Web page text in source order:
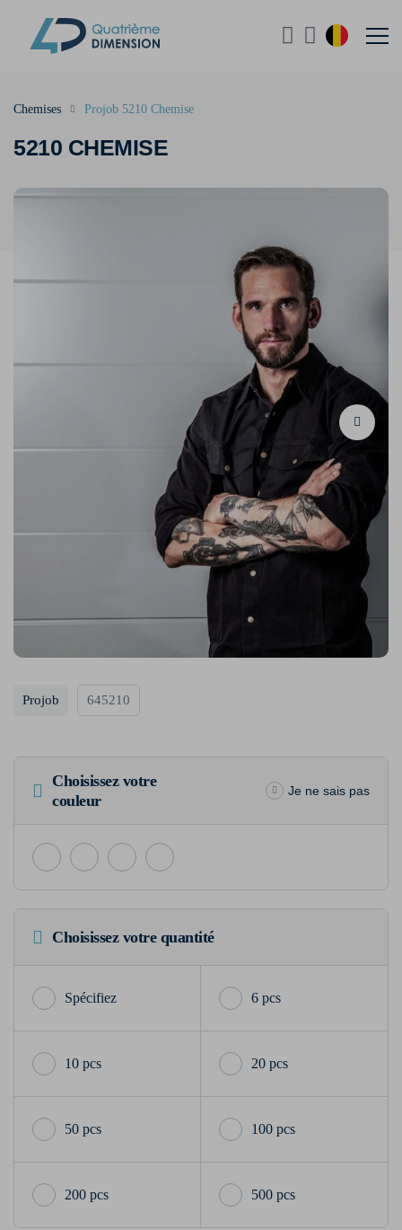
5210 CHEMISE
Chemises Projob 5210 Chemise
Projob 645210
Choisissez votre
couleur
Je ne sais pas
Choisissez votre quantité
6 pcs
10 pcs 20 pcs
50 pcs 100 pcs
200 pcs 500 pcs